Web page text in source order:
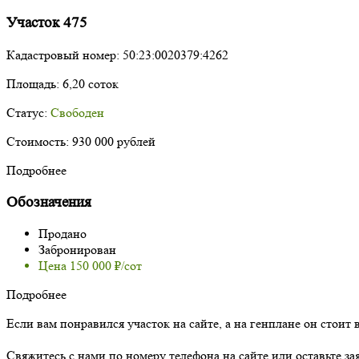
Участок 475
Кадастровый номер: 50:23:0020379:4262
Площадь: 6,20 соток
Статус: Свободен
Стоимость: 930 000 рублей
Подробнее
Обозначения
Продано
Забронирован
Цена 150 000 ₽/сот
Подробнее
Если вам понравился участок на сайте, а на генплане он
Свяжитесь с нами по номеру телефона на сайте или оставьте